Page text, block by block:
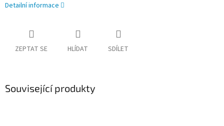
Detailní informace
ZEPTAT SE HLÍDAT SDÍLET
Související produkty